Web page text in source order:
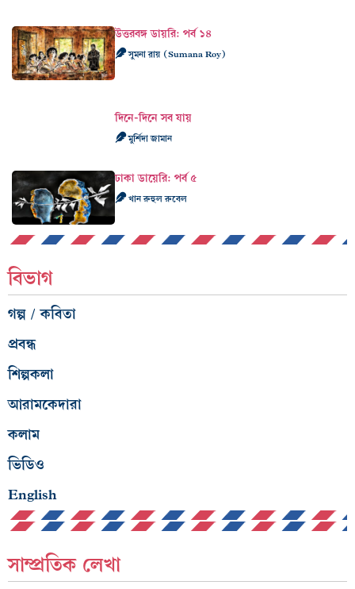
উত্তরবঙ্গ ডায়রি: পর্ব ১৪
সুমনা রায় (Sumana Roy)
দিনে-দিনে সব যায়
মুর্শিদা জামান
ঢাকা ডায়েরি: পর্ব ৫
খান রুহুল রুবেল
বিভাগ
গল্প / কবিতা
প্রবন্ধ
শিল্পকলা
আরামকেদারা
কলাম
ভিডিও
English
সাম্প্রতিক লেখা